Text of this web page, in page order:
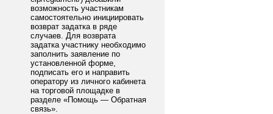
возможность участникам
самостоятельно инициировать
возврат задатка в ряде
случаев. Для возврата
задатка участнику необходимо
заполнить заявление по
установленной форме,
подписать его и направить
оператору из личного кабинета
на торговой площадке в
разделе «Помощь — Обратная
связь».